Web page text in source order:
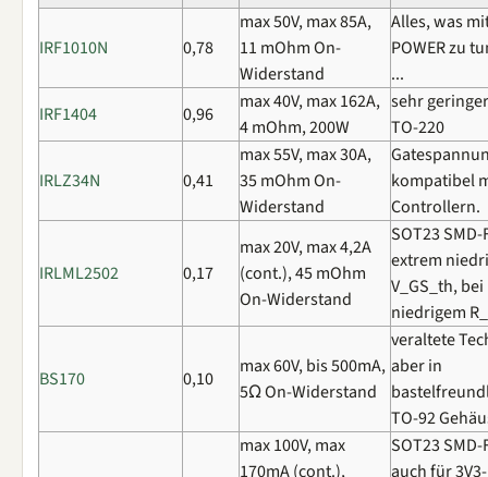
IRF1010N 0,78
max 50V, max 85A,
11 mOhm On-
Widerstand
Alles, was
POWER zu
...
IRF1404
0,96
max 40V, max 162A,
4 mOhm, 200W
sehr
TO-220
IRLZ34N 0,41
max 55V, max 30A,
35 mOhm On-
Widerstand
kompatibel
Controllern.
IRLML2502 0,17
max 20V, max 4,2A
(cont.), 45 mOhm
On-Widerstand
SOT23 SMD-
extrem
V_GS_th, bei
niedrigem
BS170 0,10
max 60V, bis 500mA,
5Ω On-Widerstand
veraltete
aber in
TO-92
max 100V, max
170mA (cont.),
SOT23 SMD-
auch für 3V3-